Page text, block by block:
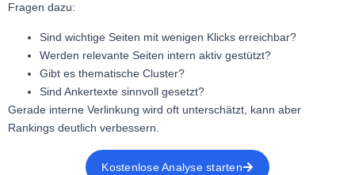
Fragen dazu:
Sind wichtige Seiten mit wenigen Klicks erreichbar?
Werden relevante Seiten intern aktiv gestützt?
Gibt es thematische Cluster?
Sind Ankertexte sinnvoll gesetzt?
Gerade interne Verlinkung wird oft unterschätzt, kann aber
Rankings deutlich verbessern.
Kostenlose Analyse starten